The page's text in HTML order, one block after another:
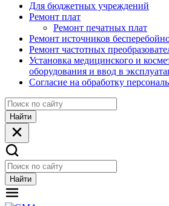
Для бюджетных учреждений
Ремонт плат
Ремонт печатных плат
Ремонт источников
Ремонт частотных
Установка медицинского и
оборудования и ввод в
Согласие на обработку
Найти
Найти